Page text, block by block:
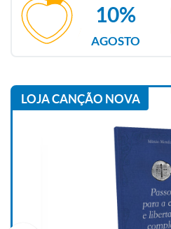
AGOSTO
10%
LOJA CANÇÃO NOVA